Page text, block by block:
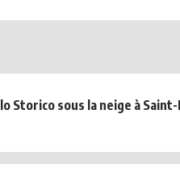
Storico sous la neige à